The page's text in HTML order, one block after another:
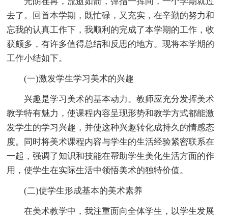
去了。回首本学期，既忙碌，又充实，在辛勤的努力和
忘我的认真工作下，我顺利的完成了本学期的工作，收
获颇多，有许多值得总结和反思的地方。现将本学期的
工作小结如下。
(一)激发学生学习美术的兴趣
兴趣是学习美术的基本动力。教师应充分发挥美术
教学特有魅力，使课程内容呈现形势和教学方式都能激
发学生的学习兴趣，并使这种兴趣转化成持久的情感态
度。同时将美术课程内容与学生的生活经验紧密联系在
一起，强调了知识和技能在帮助学生美化生活方面的作
用，使学生在实际生活中领悟美术的独特价值。
(二)使学生形成基本的美术素养
在美术教学中，我注重面向全体学生，以学生发展